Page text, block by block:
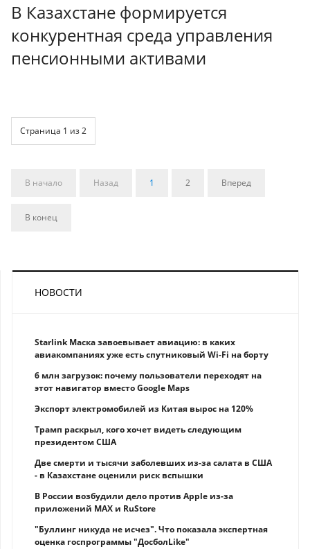
В Казахстане формируется
конкурентная среда управления
пенсионными активами
Страница 1 из 2
В начало Назад 1 2 Вперед
В конец
НОВОСТИ
Starlink Маска завоевывает авиацию: в каких
авиакомпаниях уже есть спутниковый Wi-Fi на борту
6 млн загрузок: почему пользователи переходят на
этот навигатор вместо Google Maps
Экспорт электромобилей из Китая вырос на 120%
Трамп раскрыл, кого хочет видеть следующим
президентом США
Две смерти и тысячи заболевших из-за салата в США
- в Казахстане оценили риск вспышки
В России возбудили дело против Apple из-за
приложений MAX и RuStore
"Буллинг никуда не исчез". Что показала экспертная
оценка госпрограммы "ДосболLike"